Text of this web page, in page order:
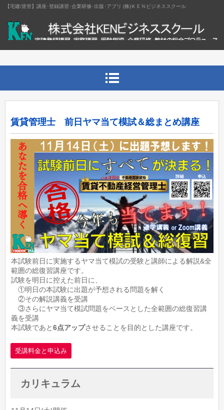
【宅建/賃管】講座･登録講習･企業研修･出版･アプリ (株)ＫＥＮビジネススクール
賃貸管理士 前日ヤマ当て模試＆総まとめ講座
本試験前日に実施するヤマ当て模試の受験と講師による解説&全
範囲の総復習講座です。
試験を明日に控えた前日に、
①明日の本試験に出題が予想される問題を解く
②その解説講義を受講
③さらにヤマ当て模試問題をベースとした全範囲の総復習講
義を受講
本試験であと6点アップさせることを目的とした講座です。
受講料金と申込み
カリキュラム